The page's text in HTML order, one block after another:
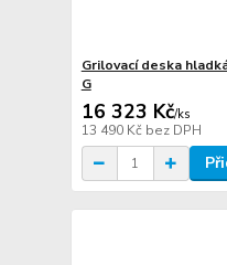
Grilovací deska
G
16 323 Kč/ks
13 490 Kč bez DPH